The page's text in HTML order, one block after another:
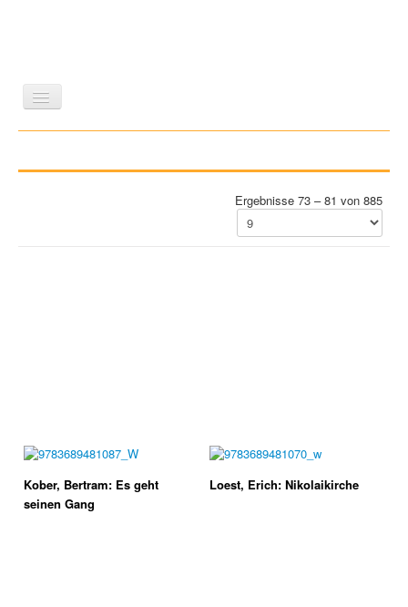
GESCHICHTE
WISSENSCHAFT
REIHEN
ZEITSCHRIFTEN/VERZEICHNISSEErgebnisse 73 – 81 von 885
Kober, Bertram: Es geht
seinen Gang
Loest, Erich: Nikolaikirche